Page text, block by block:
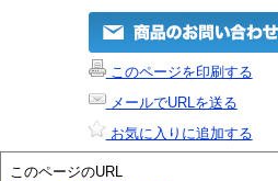
このページを印刷する
メールでURLを送る
お気に入りに追加する
このページのURL